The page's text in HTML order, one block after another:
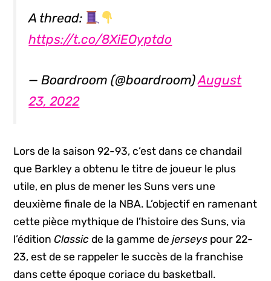
A thread:
https://t.co/8XiEOyptdo
— Boardroom (@boardroom)August
23, 2022
Lors de la saison 92-93, c’est dans ce chandail
que Barkley a obtenu le titre de joueur le plus
utile, en plus de mener les Suns vers une
deuxième finale de la NBA. L’objectif en ramenant
cette pièce mythique de l’histoire des Suns, via
l’éditionClassicde la gamme dejerseys pour 22-
23, est de se rappeler le succès de la franchise
dans cette époque coriace du basketball.